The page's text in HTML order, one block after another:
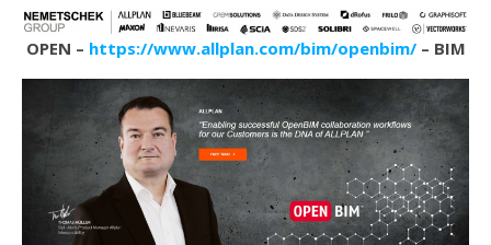
OPEN – https://www.allplan.com/bim/openbim/– BIM